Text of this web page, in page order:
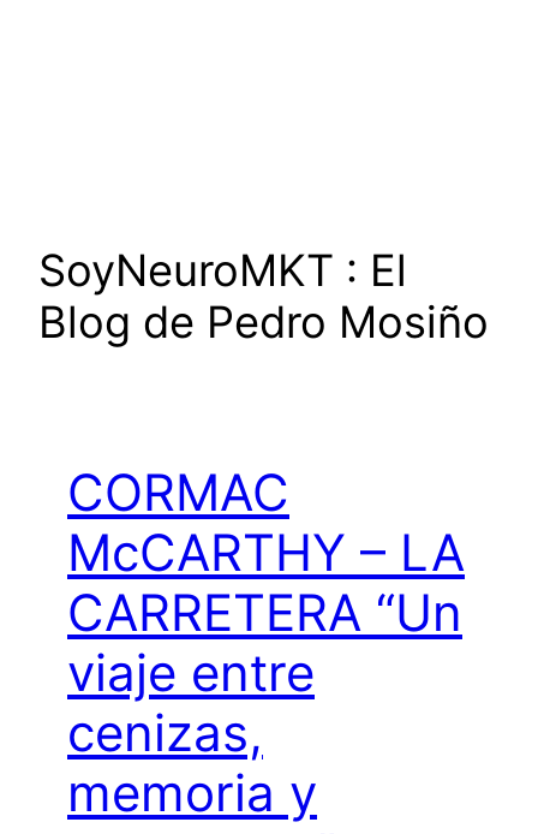
SoyNeuroMKT : El
Blog de Pedro Mosiño
CORMAC
McCARTHY – LA
CARRETERA “Un
viaje entre
cenizas,
memoria y